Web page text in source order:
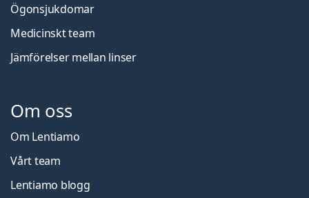
Ögonsjukdomar
Medicinskt team
Jämförelser mellan linser
Om oss
Om Lentiamo
Vårt team
Lentiamo blogg